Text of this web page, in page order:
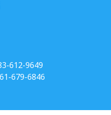
612-9649
679-6846